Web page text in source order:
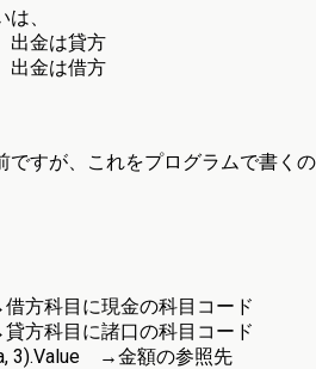
、
出金は貸方
出金は借方
ですが、これをプログラムで書くの
方科目に現金の科目コード
方科目に諸口の科目コード
3).Value →金額の参照先